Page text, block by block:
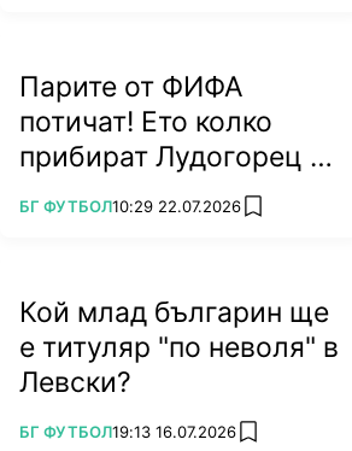
Парите от ФИФА
потичат! Ето колко
прибират Лудогорец и
Монтана
ПОВЕЧЕ ОТ
БГ ФУТБОЛ10:29 22.07.2026 add favorites
Кой млад българин ще
е титуляр "по неволя" в
Левски?
ПОВЕЧЕ ОТ
БГ ФУТБОЛ19:13 16.07.2026 add favorites